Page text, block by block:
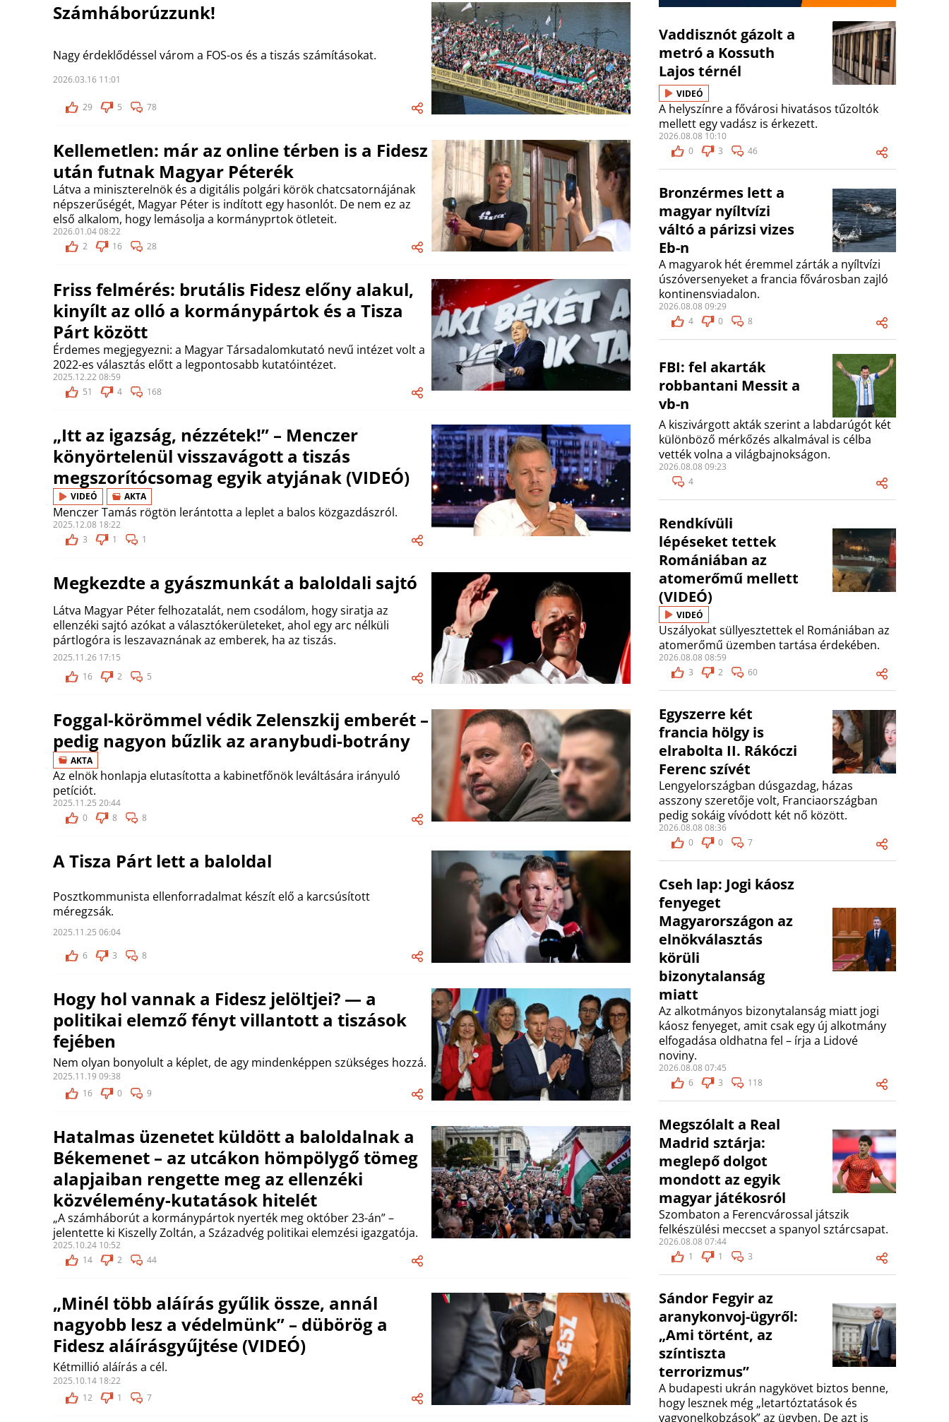
Számháborúzzunk!
Nagy érdeklődéssel várom a FOS-os és a tiszás számításokat.
2026.03.16 11:01
29 5 78
Kellemetlen: már az online térben is a Fidesz
után futnak Magyar Péterék
Látva a miniszterelnök és a digitális polgári körök chatcsatornájának
népszerűségét, Magyar Péter is indított egy hasonlót. De nem ez az
első alkalom, hogy lemásolja a kormányprtok ötleteit.
2026.01.04 08:22
2
16 28
Friss felmérés: brutális Fidesz előny alakul,
kinyílt az olló a kormánypártok és a Tisza
Párt között
Érdemes megjegyezni: a Magyar Társadalomkutató nevű intézet volt a
2022-es választás előtt a legpontosabb kutatóintézet.
2025.12.22 08:59
51
4 168
„Itt az igazság, nézzétek!” – Menczer
könyörtelenül visszavágott a tiszás
megszorítócsomag egyik atyjának (VIDEÓ)
VIDEÓ AKTA
Menczer Tamás rögtön lerántotta a leplet a balos közgazdászról.
2025.12.08 18:22
3
1 1
Megkezdte a gyászmunkát a baloldali sajtó
Látva Magyar Péter felhozatalát, nem csodálom, hogy siratja az
ellenzéki sajtó azókat a választókerületeket, ahol egy arc nélküli
pártlogóra is leszavaznának az emberek, ha az tiszás.
2025.11.26 17:15
16
2 5
Foggal-körömmel védik Zelenszkij emberét –
pedig nagyon bűzlik az aranybudi-botrány
AKTA
Az elnök honlapja elutasította a kabinetfőnök leváltására irányuló
petíciót.
2025.11.25 20:44
0
8 8
A Tisza Párt lett a baloldal
Posztkommunista ellenforradalmat készít elő a karcsúsított
méregzsák.
2025.11.25 06:04
6
3 8
Hogy hol vannak a Fidesz jelöltjei? — a
politikai elemző fényt villantott a tiszások
fejében
Nem olyan bonyolult a képlet, de agy mindenképpen szükséges hozzá.
2025.11.19 09:38
16
0 9
Hatalmas üzenetet küldött a baloldalnak a
Békemenet – az utcákon hömpölygő tömeg
alapjaiban rengette meg az ellenzéki
közvélemény-kutatások hitelét
„A számháborút a kormánypártok nyerték meg október 23-án” –
jelentette ki Kiszelly Zoltán, a Századvég politikai elemzési igazgatója.
2025.10.24 10:52
14
2 44
„Minél több aláírás gyűlik össze, annál
nagyobb lesz a védelmünk” – dübörög a
Fidesz aláírásgyűjtése (VIDEÓ)
Kétmillió aláírás a cél.
2025.10.14 18:22
12
1 7
Vaddisznót gázolt a
metró a Kossuth
Lajos térnél
VIDEÓ
A helyszínre a fővárosi hivatásos tűzoltók
mellett egy vadász is érkezett.
2026.08.08 10:10
0
3 46
Bronzérmes lett a
magyar nyíltvízi
váltó a párizsi vizes
Eb-n
A magyarok hét éremmel zárták a nyíltvízi
úszóversenyeket a francia fővárosban zajló
kontinensviadalon.
2026.08.08 09:29
4
0 8
FBI: fel akarták
robbantani Messit a
vb-n
A kiszivárgott akták szerint a labdarúgót két
különböző mérkőzés alkalmával is célba
vették volna a világbajnokságon.
2026.08.08 09:23
4
Rendkívüli
lépéseket tettek
Romániában az
atomerőmű mellett
(VIDEÓ)
VIDEÓ
Uszályokat süllyesztettek el Romániában az
atomerőmű üzemben tartása érdekében.
2026.08.08 08:59
3
2 60
Egyszerre két
francia hölgy is
elrabolta II. Rákóczi
Ferenc szívét
Lengyelországban dúsgazdag, házas
asszony szeretője volt, Franciaországban
pedig sokáig vívódott két nő között.
2026.08.08 08:36
0
0 7
Cseh lap: Jogi káosz
fenyeget
Magyarországon az
elnökválasztás
körüli
bizonytalanság
miatt
Az alkotmányos bizonytalanság miatt jogi
káosz fenyeget, amit csak egy új alkotmány
elfogadása oldhatna fel – írja a Lidové
noviny.
2026.08.08 07:45
6
3 118
Megszólalt a Real
Madrid sztárja:
meglepő dolgot
mondott az egyik
magyar játékosról
Szombaton a Ferencvárossal játszik
felkészülési meccset a spanyol sztárcsapat.
2026.08.08 07:44
1
1 3
Sándor Fegyir az
aranykonvoj-ügyről:
„Ami történt, az
színtiszta
terrorizmus”
A budapesti ukrán nagykövet biztos benne,
hogy lesznek még „letartóztatások és
vagyonelkobzások” az ügyben. De azt is